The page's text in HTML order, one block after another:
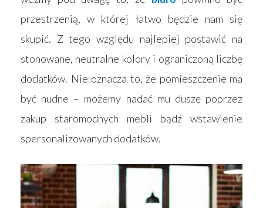
przestrzenią, w której łatwo będzie nam się
skupić. Z tego względu najlepiej postawić na
stonowane, neutralne kolory i ograniczoną liczbę
dodatków. Nie oznacza to, że pomieszczenie ma
być nudne – możemy nadać mu duszę poprzez
zakup staromodnych mebli bądź wstawienie
spersonalizowanych dodatków.